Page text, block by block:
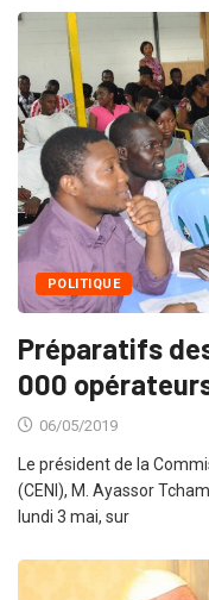
POLITIQUE
Préparatifs
000
06/05/2019
Le président de la
(CENI), M. Ayassor
lundi 3 mai, sur